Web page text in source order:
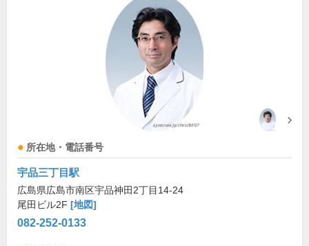
所在地・電話番号
宇品三丁目駅
広島県広島市南区宇品神田2丁目14-24
尾田ビル2F [地図]
082-252-0133